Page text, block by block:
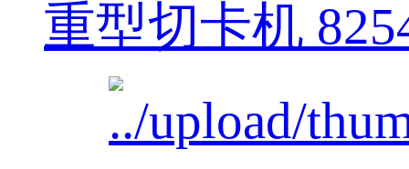
重型切卡机